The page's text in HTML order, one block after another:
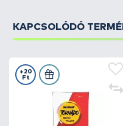
KAPCSOLÓDÓ
+20
Ft